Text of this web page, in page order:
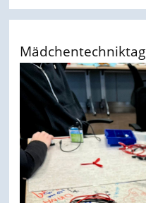
Mädchentechniktag